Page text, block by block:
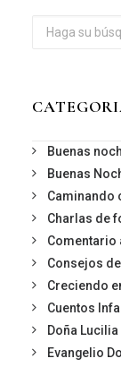
Buenas
Buenas
Caminando
Charlas de
Comentario
Consejos de
Creciendo
Cuentos
Doña Lucilia
Evangelio